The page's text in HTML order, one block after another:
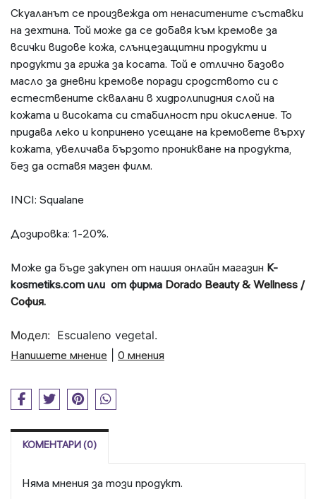
Скуаланът се произвежда от ненаситените съставки
на зехтина. Той може да се добавя към кремове за
всички видове кожа, слънцезащитни продукти и
продукти за грижа за косата. Той е отлично базово
масло за дневни кремове поради сродството си с
естествените сквалани в хидролипидния слой на
кожата и високата си стабилност при окисление. То
придава леко и копринено усещане на кремовете върху
кожата, увеличава бързото проникване на продукта,
без да оставя мазен филм.
INCI: Squalane
Дозировка: 1-20%.
Може да бъде закупен от нашия онлайн магазин K-
kosmetiks.com или от фирма Dorado Beauty & Wellness /
София.
Модел: Escualeno vegetal.
Напишете мнение
0 мнения
КОМЕНТАРИ (0)
Няма мнения за този продукт.